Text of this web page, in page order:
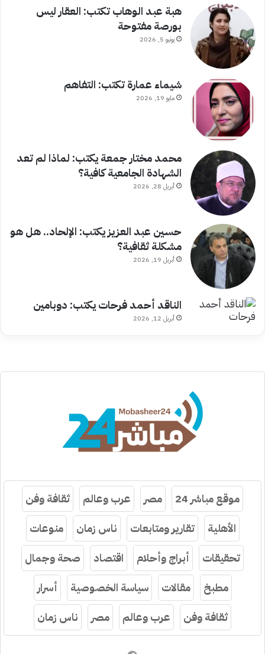
هبة عبد الوهاب تكتب: العقار ليس
بورصة مفتوحة
يونيو 5, 2026
شيماء عمارة تكتب: التفاهم
مايو 19, 2026
محمد مختار جمعة يكتب: لماذا لم تعد
الشهادة الجامعية كافية؟
أبريل 28, 2026
حسين عبد العزيز يكتب: الإلحاد.. هل هو
مشكلة ثقافية؟
أبريل 19, 2026
الناقد أحمد فرحات يكتب: دوبامين
أبريل 12, 2026
موقع مباشر 24 مصر عرب وعالم
ثقافة وفن
الأهلية
تقارير ومتابعات ناس زمان
منوعات
تحقيقات
أبراج وأحلام اقتصاد
صحة وجمال
مطبخ
مقالات سياسة الخصوصية
أسرار
ثقافة وفن
عرب وعالم مصر ناس زمان